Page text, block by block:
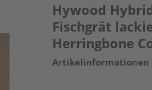
Hywood
Fischgrät
Herringbone
Artikelinformationen